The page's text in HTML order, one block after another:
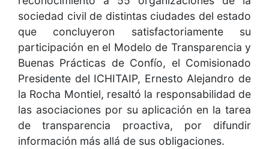
sociedad civil de distintas ciudades del estado
que concluyeron satisfactoriamente su
participación en el Modelo de Transparencia y
Buenas Prácticas de Confío, el Comisionado
Presidente del ICHITAIP, Ernesto Alejandro de
la Rocha Montiel, resaltó la responsabilidad de
las asociaciones por su aplicación en la tarea
de transparencia proactiva, por difundir
información más allá de sus obligaciones.